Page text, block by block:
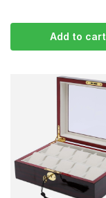
Add to cart